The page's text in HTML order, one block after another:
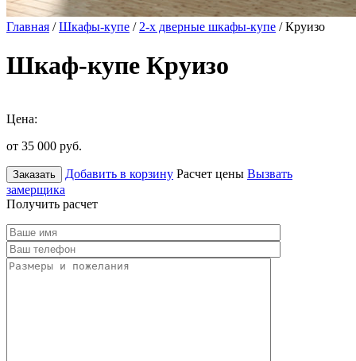
Главная /Шкафы-купе / 2-х дверные шкафы-купе / Круизо
Шкаф-купе Круизо
Цена:
от 35 000 руб.
Заказать Добавить в корзину Расчет цены Вызвать
замерщика
Получить расчет